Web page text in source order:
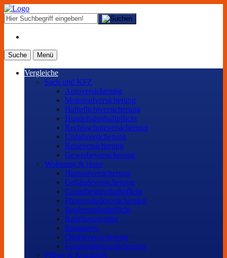
Suche Menü
Vergleiche
Sach und KFZ
Autoversicherung
Motorradversicherung
Haftpflichtversicherung
Hundehalterhaftpflicht
Rechtsschutzversicherung
Unfallversicherung
Reiseversicherung
Gewerbeversicherung
Wohnung & Haus
Hausratversicherung
Gebäudeversicherung
Grundbesitzerhaftpflicht
Photovoltaikversicherung
Bauherrenhaftpflicht
Baufinanzierung
Bausparen
Öltankversicherung
Feuerrohbauversicherung
Pflege & Krankheit